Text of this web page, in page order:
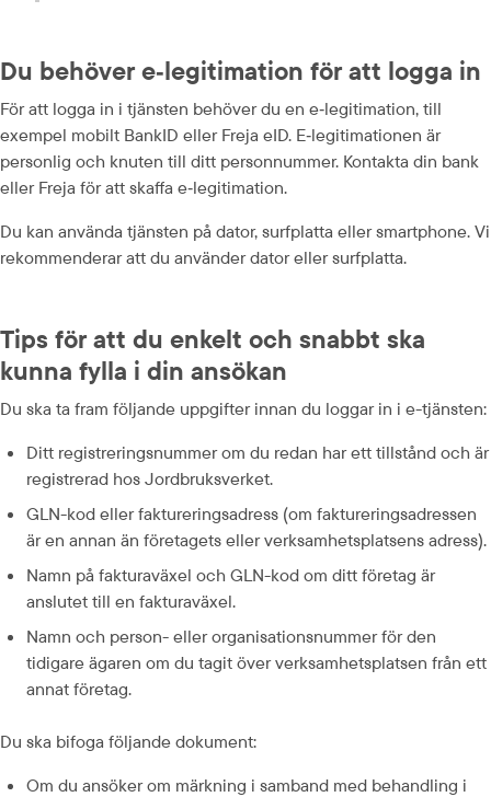
Du behöver e‑legitimation för att logga in
För att logga in i tjänsten behöver du en e‑legitimation, till
exempel mobilt BankID eller Freja eID. E‑legitimationen är
personlig och knuten till ditt personnummer. Kontakta din bank
eller Freja för att skaffa e‑legitimation.
Du kan använda tjänsten på dator, surfplatta eller smartphone. Vi
rekommenderar att du använder dator eller surfplatta.
Tips för att du enkelt och snabbt ska
kunna fylla i din ansökan
Du ska ta fram följande uppgifter innan du loggar in i e-tjänsten:
Ditt registreringsnummer om du redan har ett tillstånd och är
registrerad hos Jordbruksverket.
GLN-kod eller faktureringsadress (om faktureringsadressen
är en annan än företagets eller verksamhetsplatsens adress).
Namn på fakturaväxel och GLN-kod om ditt företag är
anslutet till en fakturaväxel.
Namn och person- eller organisationsnummer för den
tidigare ägaren om du tagit över verksamhetsplatsen från ett
annat företag.
Du ska bifoga följande dokument:
Om du ansöker om märkning i samband med behandling i